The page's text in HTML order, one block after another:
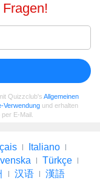
Quizzclub's Allgemeinen
Verwendung und erhalten
E-Mail.
Italiano
Türkçe
汉语 漢語